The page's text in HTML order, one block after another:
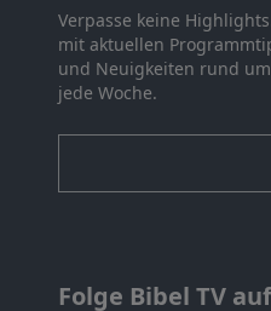
Verpasse keine
mit aktuellen
und Neuigkeiten rund
jede Woche.
Folge Bibel TV